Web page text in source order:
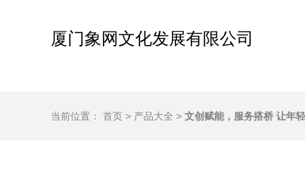
厦门象网文化发展有限公司
当前位置： 首页 > 产品大全 > 文创赋能，服务搭桥 让年